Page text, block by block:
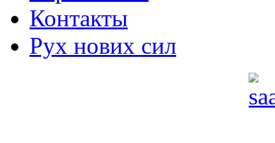
Контакты
Рух нових сил